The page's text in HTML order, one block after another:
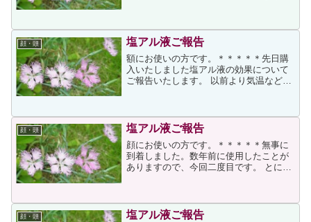
膚の汚れを拭き取り、１０日に一回のペ
ースで原液を塗布していま...
顔・頭 塩アル液ご報告
額にお使いの方です。＊＊＊＊＊先日購
入いたしました塩アル液の効果について
ご報告いたします。 以前より気温などに
ことがよくありました。インターネット
の掲示板で塩アル液を使...
顔・頭 塩アル液ご報告
顔にお使いの方です。＊＊＊＊＊無事に
到着しました。数年前に使用したことが
ありますので、今回二度目です。 とにか
度、わたしは全身汗だくになります。最
近は、機能性に優れた下着...
顔・頭 塩アル液ご報告